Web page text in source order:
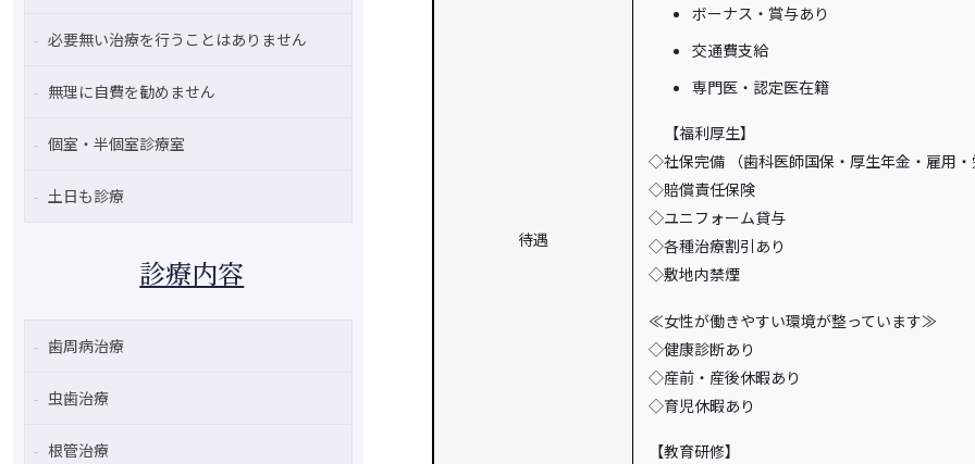
待遇
ボーナス・賞与あり
交通費支給
専門医・認定医在籍
【福利厚生】
◇社保完備 （歯科医師国保・厚生年金・雇用
◇賠償責任保険
◇ユニフォーム貸与
◇各種治療割引あり
◇敷地内禁煙
≪女性が働きやすい環境が整っています≫
◇健康診断あり
◇産前・産後休暇あり
◇育児休暇あり
【教育研修】
必要無い治療を行うことはありません
無理に自費を勧めません
個室・半個室診療室
土日も診療
診療内容
歯周病治療
虫歯治療
根管治療